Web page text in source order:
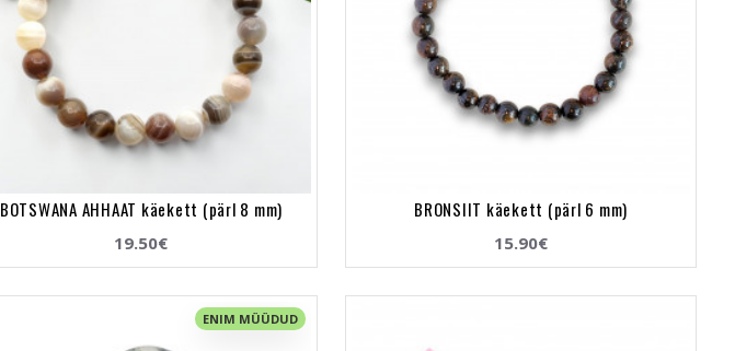
BOTSWANA AHHAAT käekett (pärl 8 mm)
19.50€
BRONSIIT käekett (pärl 6 mm)
15.90€
ENIM MÜÜDUD